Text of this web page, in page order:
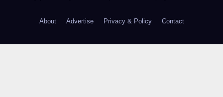
About Advertise Privacy & Policy Contact